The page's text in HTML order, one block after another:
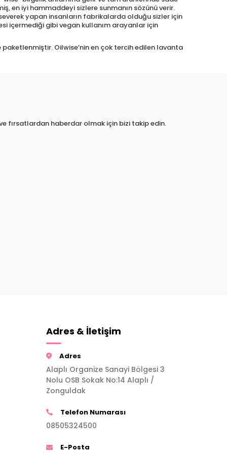
en iyi hammaddeyi sizlere sunmanın sözünü verir.
yapan insanların fabrikalarda olduğu sizler için
içermediği gibi vegan kullanım arayanlar için
Oilwise’nin en çok tercih edilen lavanta
fırsatlardan haberdar olmak için bizi takip edin.
Adres & İletişim
Adres
Alaplı Organize Sanayi Bölgesi 3
Nolu OSB Sokak No:14 Alaplı /
Zonguldak
Telefon Numarası
08505324500
E-Posta